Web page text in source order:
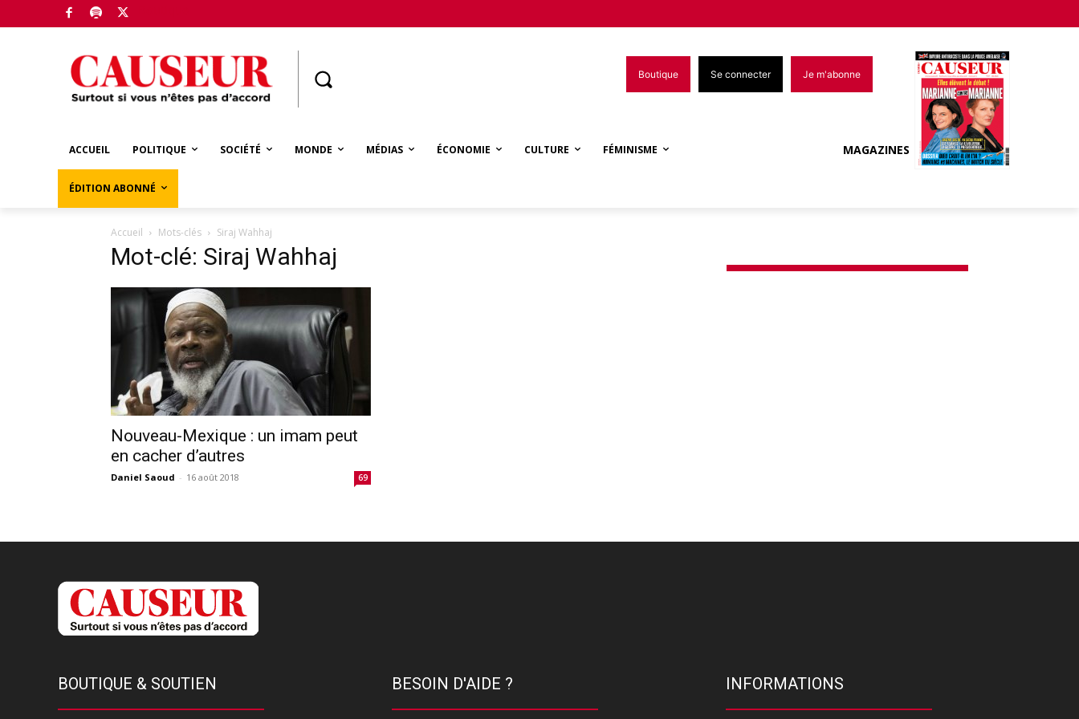
Boutique Se connecter Je m'abonne
ACCUEIL POLITIQUE SOCIÉTÉ MONDE MÉDIAS ÉCONOMIE CULTURE FÉMINISME
ÉDITION ABONNÉ
MAGAZINES
Accueil Mots-clés Siraj Wahhaj
Mot-clé: Siraj Wahhaj
Nouveau-Mexique : un imam peut
en cacher d’autres
Daniel Saoud - 16 août 2018 69
BOUTIQUE & SOUTIEN BESOIN D'AIDE ? INFORMATIONS